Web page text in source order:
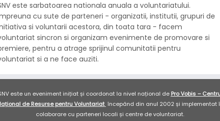
este sarbatoarea nationala anuala a voluntariatului.
cu sute de parteneri - organizatii, institutii, grupuri de
si voluntarii acestora, din toata tara - facem
sincron si organizam evenimente de promovare si
pentru a atrage sprijinul comunitatii pentru
si a ne face auziti.
este un eveniment inițiat și coordonat la nivel național de Pro Vobis –
de Resurse pentru Voluntariat începând din anul 2002 și implementat
colaborare cu parteneri locali și centre de voluntariat.